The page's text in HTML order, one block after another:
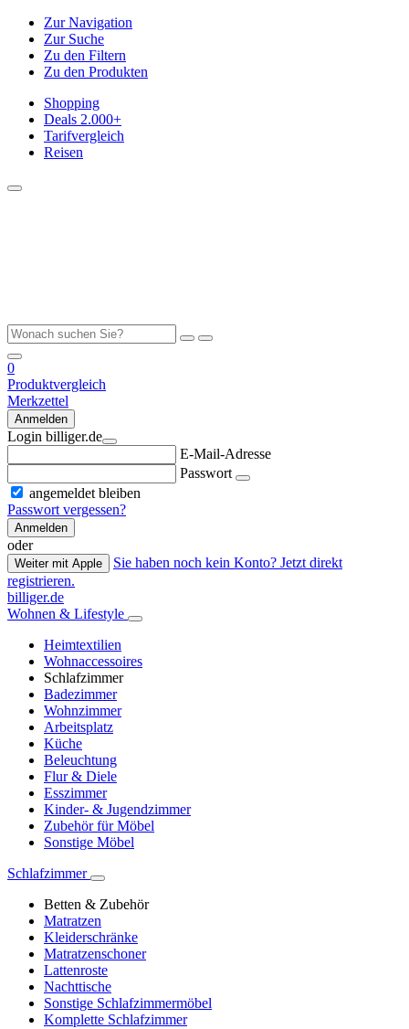
Zur Navigation
Zur Suche
Zu den Filtern
Zu den Produkten
Shopping
Deals 2.000+
Tarifvergleich
Reisen
0
Produktvergleich
Merkzettel
Anmelden
Login billiger.de
E-Mail-Adresse
Passwort
angemeldet bleiben
Passwort vergessen?
Anmelden
oder
Weiter mit Apple
Sie haben noch kein Konto? Jetzt direkt
registrieren.
billiger.de
Wohnen & Lifestyle
Heimtextilien
Wohnaccessoires
Schlafzimmer
Badezimmer
Wohnzimmer
Arbeitsplatz
Küche
Beleuchtung
Flur & Diele
Esszimmer
Kinder- & Jugendzimmer
Zubehör für Möbel
Sonstige Möbel
Schlafzimmer
Betten & Zubehör
Matratzen
Kleiderschränke
Matratzenschoner
Lattenroste
Nachttische
Sonstige Schlafzimmermöbel
Komplette Schlafzimmer